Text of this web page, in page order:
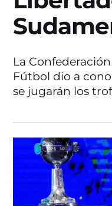
La
Fútbol dio a
se jugarán los